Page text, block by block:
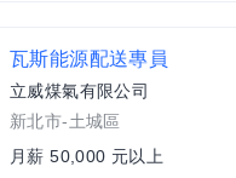
瓦斯能源配送專員
立威煤氣有限公司
新北市-土城區
月薪 50,000 元以上